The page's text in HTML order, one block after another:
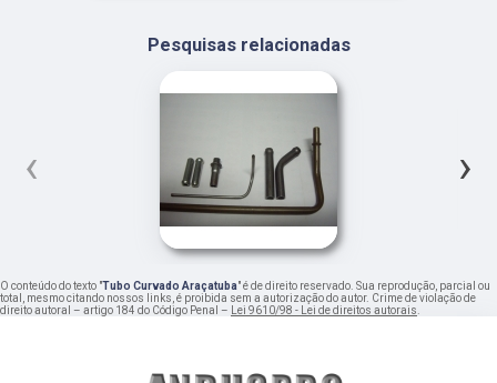
Pesquisas relacionadas
‹ ›
O conteúdo do texto "Tubo Curvado Araçatuba" é de direito reservado. Sua reprodução, parcial ou
total, mesmo citando nossos links, é proibida sem a autorização do autor. Crime de violação de
direito autoral – artigo 184 do Código Penal – Lei 9610/98 - Lei de direitos autorais.